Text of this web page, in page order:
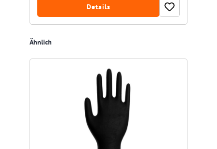
Details
Produktgalerie überspringen
Ähnlich